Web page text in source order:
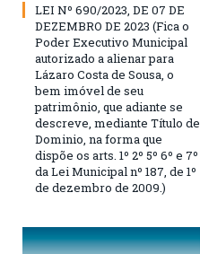
LEI Nº 690/2023, DE 07 DE
DEZEMBRO DE 2023 (Fica o
Poder Executivo Municipal
autorizado a alienar para
Lázaro Costa de Sousa, o
bem imóvel de seu
patrimônio, que adiante se
descreve, mediante Título de
Dominio, na forma que
dispõe os arts. 1º 2º 5º 6º e 7º
da Lei Municipal nº 187, de 1º
de dezembro de 2009.)